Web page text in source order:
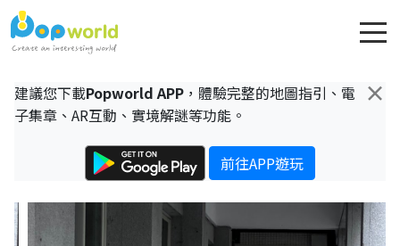
×
建議您下載Popworld APP ，體驗完整的地圖指引、電
子集章、AR互動、實境解謎等功能。
前往APP遊玩